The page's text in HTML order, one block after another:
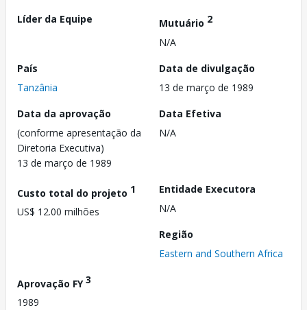
Líder da Equipe
Mutuário 2
N/A
País
Tanzânia
Data de divulgação
13 de março de 1989
Data da aprovação
(conforme apresentação da
Diretoria Executiva)
13 de março de 1989
Data Efetiva
N/A
Custo total do projeto 1
US$ 12.00 milhões
Entidade Executora
N/A
Região
Eastern and Southern Africa
Aprovação FY3
1989